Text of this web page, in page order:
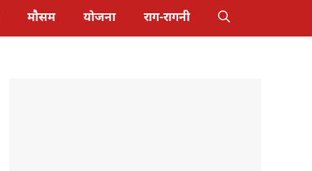
मौसम योजना राग-रागनी